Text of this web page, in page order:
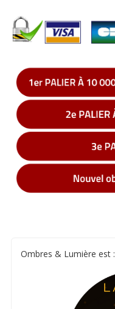
Ombres & Lumière est :